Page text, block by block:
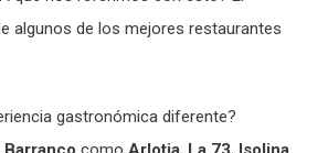
algunos de los mejores restaurantes
gastronómica diferente?